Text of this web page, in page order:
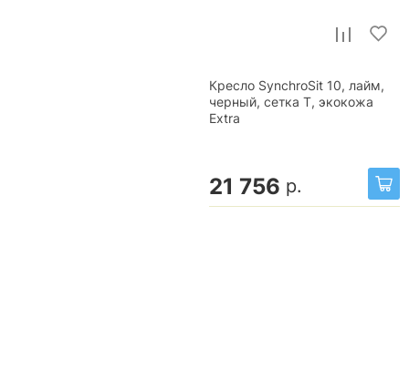
Кресло SynchroSit 10, лайм,
черный, сетка T, экокожа
Extra
21 756 р.